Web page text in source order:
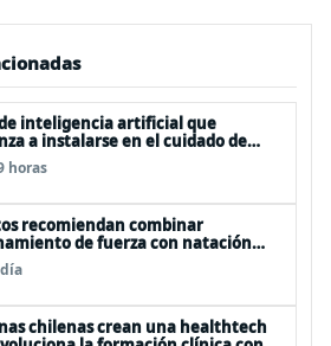
de inteligencia artificial que
a instalarse en el cuidado de
mayores
horas
recomiendan combinar
de fuerza con natación
la salud
chilenas crean una healthtech